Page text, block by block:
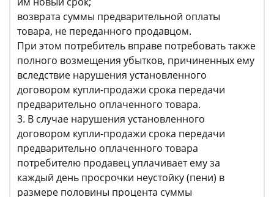
возврата суммы предварительной оплаты
товара, не переданного продавцом.
При этом потребитель вправе потребовать также
полного возмещения убытков, причиненных ему
вследствие нарушения установленного
договором купли-продажи срока передачи
предварительно оплаченного товара.
3. В случае нарушения установленного
договором купли-продажи срока передачи
предварительно оплаченного товара
потребителю продавец уплачивает ему за
каждый день просрочки неустойку (пени) в
размере половины процента суммы